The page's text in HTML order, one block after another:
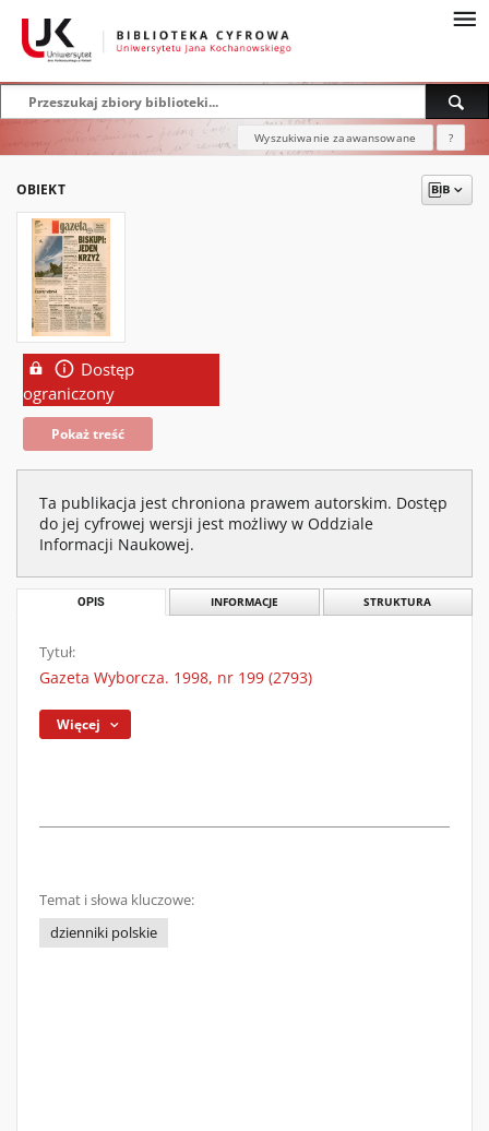
Wyszukiwanie zaawansowane ?
OBIEKT
Dostęp
ograniczony
Pokaż treść
Ta publikacja jest chroniona prawem autorskim. Dostęp
do jej cyfrowej wersji jest możliwy w Oddziale
Informacji Naukowej.
OPIS INFORMACJE STRUKTURA
Tytuł:
Gazeta Wyborcza. 1998, nr 199 (2793)
Więcej
Temat i słowa kluczowe:
dzienniki polskie